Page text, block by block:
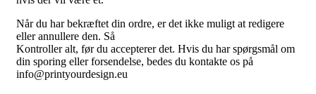
Når du har bekræftet din ordre, er det ikke muligt at redigere
eller annullere den. Så
Kontroller alt, før du accepterer det. Hvis du har spørgsmål om
din sporing eller forsendelse, bedes du kontakte os på
info@printyourdesign.eu